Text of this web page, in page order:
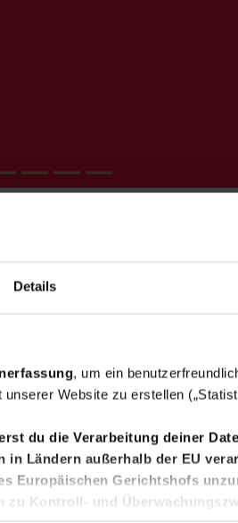
Details
, um ein
Website zu erstellen
du die Verarbeitung deiner
Ländern außerhalb der EU
Europäischen Gerichtshofs
zu Kontroll- und